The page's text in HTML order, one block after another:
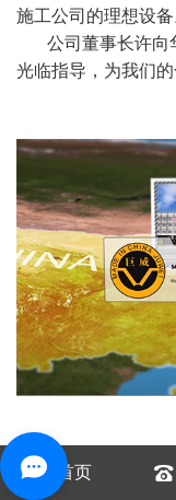
施工公司的理想设备
公司董事长许向
光临指导，为我们
首页